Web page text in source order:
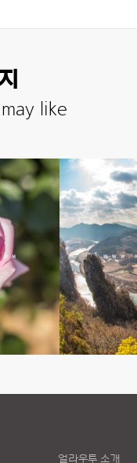
like
얼라우투 소개